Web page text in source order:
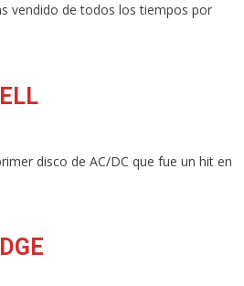
vendido de todos los tiempos por
disco de AC/DC que fue un hit en